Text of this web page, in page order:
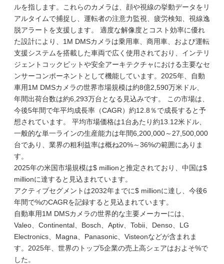
ルを指します。これらのカメラは、顔や視線の挙動データをリ
アルタイムで捕捉し、運転者の注意力監視、疲労検知、視線逸
脱アラートを支援します。 適度な解像度とコスト効率に優れ
た設計により、1M DMSカメラは乗用車、商用車、および運転
支援システムを搭載した車両で広く使用されており、インテリ
ジェントコックピットや安全アーキテクチャにおける主要なセ
ンサーコンポーネントとして機能しています。2025年、自動
車用1M DMSカメラの世界市場規模は約8億2,590万米ドル、
年間出荷台数は約6,293万台となる見込みです。 この市場は、
今後5年間で年平均成長率（CAGR）約12.8％で成長すると予
想されています。 平均市場価格は1台あたり約13.12米ドル、
一般的な単一ラインの生産能力は年間6,200,000～27,500,000
台であり、業界の粗利益率は概ね20%～36%の範囲にありま
す。
2025年の米国市場規模は$ millionと推定されており、中国は$
millionに達すると見込まれています。
アクティブセグメントは2032年までに$ millionに達し、今後6
年間で%のCAGRを記録すると見込まれています。
自動車用1M DMSカメラの世界的な主要メーカーには、
Valeo、Continental、Bosch、Aptiv、Tobii、Denso、LG
Electronics、Magna、Panasonic、Visteonなどが含まれま
す。2025年、世界のトップ5企業の売上高シェアはおよそ%で
した。